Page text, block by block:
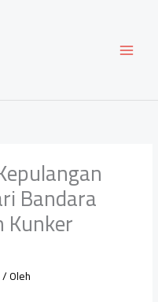
Bandara
Kunker
/ Oleh